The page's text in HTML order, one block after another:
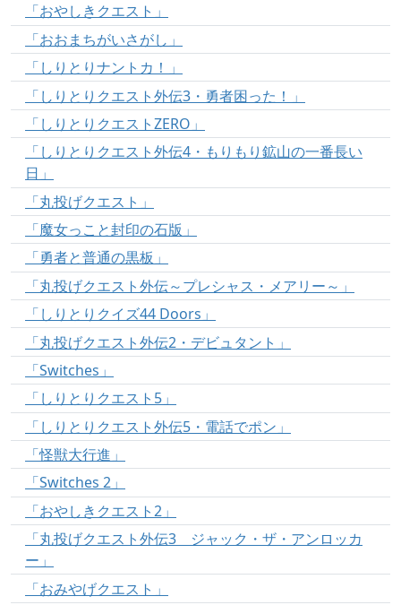
「おやしきクエスト」
「おおまちがいさがし」
「しりとりナントカ！」
「しりとりクエスト外伝3・勇者困った！」
「しりとりクエストZERO」
「しりとりクエスト外伝4・もりもり鉱山の一番長い
日」
「丸投げクエスト」
「魔女っこと封印の石版」
「勇者と普通の黒板」
「丸投げクエスト外伝～プレシャス・メアリー～」
「しりとりクイズ44 Doors」
「丸投げクエスト外伝2・デビュタント」
「Switches」
「しりとりクエスト5」
「しりとりクエスト外伝5・電話でポン」
「怪獣大行進」
「Switches 2」
「おやしきクエスト2」
「丸投げクエスト外伝3 ジャック・ザ・アンロッカ
ー」
「おみやげクエスト」